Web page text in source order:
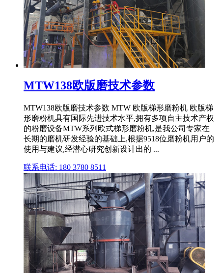
MTW138欧版磨技术参数
MTW138欧版磨技术参数 MTW 欧版梯形磨粉机 欧版梯
形磨粉机具有国际先进技术水平,拥有多项自主技术产权
的粉磨设备MTW系列欧式梯形磨粉机,是我公司专家在
长期的磨机研发经验的基础上,根据9518位磨粉机用户的
使用与建议,经潜心研究创新设计出的 ...
联系电话: 180 3780 8511